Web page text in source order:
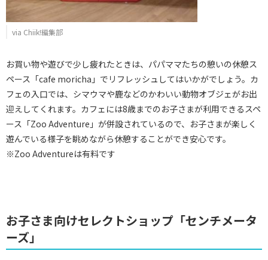
via Chiik!編集部
お買い物や遊びで少し疲れたときは、パパママたちの憩いの休憩ス
ペース「cafe moricha」でリフレッシュしてはいかがでしょう。カ
フェの入口では、シマウマや鹿などのかわいい動物オブジェがお出
迎えしてくれます。カフェには8歳までのお子さまが利用できるスペ
ース「Zoo Adventure」が併設されているので、お子さまが楽しく
遊んでいる様子を眺めながら休憩することができ安心です。
※Zoo Adventureは有料です
お子さま向けセレクトショップ「センチメータ
ーズ」